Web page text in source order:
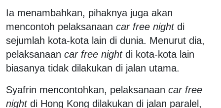
Ia menambahkan, pihaknya juga akan
mencontoh pelaksanaan car free nightdi
sejumlah kota-kota lain di dunia. Menurut dia,
pelaksanaan car free nightdi kota-kota lain
biasanya tidak dilakukan di jalan utama.
Syafrin mencontohkan, pelaksanaan car free
nightdi Hong Kong dilakukan di jalan paralel,